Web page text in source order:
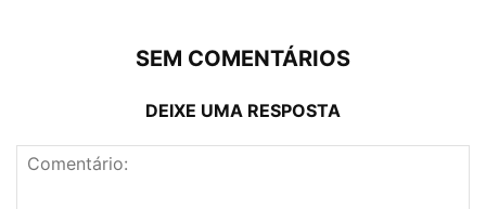
SEM COMENTÁRIOS
DEIXE UMA RESPOSTA